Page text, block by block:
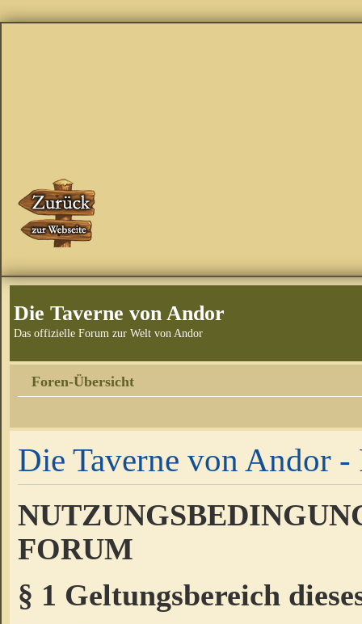
Die Taverne von Andor
Das offizielle Forum zur Welt von Andor
Foren-Übersicht
Die Taverne von Andor -
FORUM
§ 1 Geltungsbereich